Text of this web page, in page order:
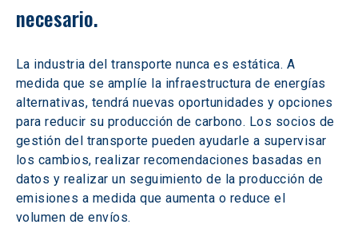
necesario.
La industria del transporte nunca es estática. A
medida que se amplíe la infraestructura de energías
alternativas, tendrá nuevas oportunidades y opciones
para reducir su producción de carbono. Los socios de
gestión del transporte pueden ayudarle a supervisar
los cambios, realizar recomendaciones basadas en
datos y realizar un seguimiento de la producción de
emisiones a medida que aumenta o reduce el
volumen de envíos.